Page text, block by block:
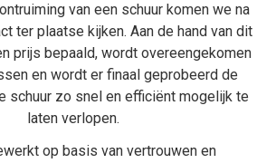
ontruiming van een schuur komen we na
ter plaatse kijken. Aan de hand van dit
prijs bepaald, wordt overeengekomen
en wordt er finaal geprobeerd de
schuur zo snel en efficiënt mogelijk te
laten verlopen.
op basis van vertrouwen en